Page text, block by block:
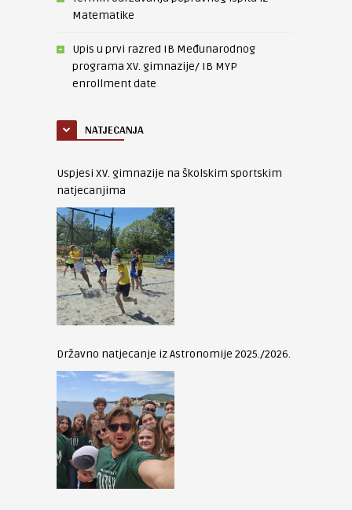
Matematike
Upis u prvi razred IB Međunarodnog
programa XV. gimnazije/ IB MYP
enrollment date
NATJECANJA
Uspjesi XV. gimnazije na školskim sportskim
natjecanjima
Državno natjecanje iz Astronomije 2025./2026.